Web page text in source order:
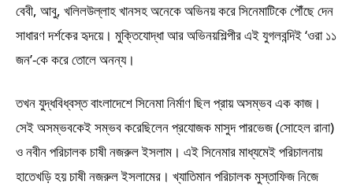
বেবী, আবু, খলিলউল্লাহ খানসহ অনেকে অভিনয় করে সিনেমাটিকে পৌঁছে দেন
সাধারণ দর্শকের হৃদয়ে। মুক্তিযোদ্ধা আর অভিনয়শিল্পীর এই যুগলবন্দিই ‘ওরা ১১
জন’-কে করে তোলে অনন্য।
তখন যুদ্ধবিধ্বস্ত বাংলাদেশে সিনেমা নির্মাণ ছিল প্রায় অসম্ভব এক কাজ।
সেই অসম্ভবকেই সম্ভব করেছিলেন প্রযোজক মাসুদ পারভেজ (সোহেল রানা)
ও নবীন পরিচালক চাষী নজরুল ইসলাম। এই সিনেমার মাধ্যমেই পরিচালনায়
হাতেখড়ি হয় চাষী নজরুল ইসলামের। খ্যাতিমান পরিচালক মুস্তাফিজ নিজে